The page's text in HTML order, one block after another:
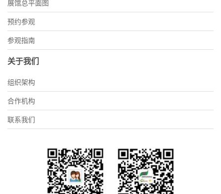
展馆总平面图
预约参观
参观指南
关于我们
组织架构
合作机构
联系我们